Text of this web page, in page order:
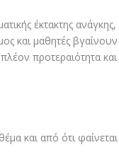
έκτακτης
και μαθητές
προτεραιότητα
και από ότι